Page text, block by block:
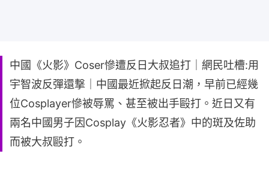
中國《火影》Coser慘遭反日大叔追打｜網民吐槽:用
宇智波反彈還撃｜中國最近掀起反日潮，早前已經幾
位Cosplayer慘被辱罵、甚至被出手毆打。近日又有
兩名中國男子因Cosplay《火影忍者》中的斑及佐助
而被大叔毆打。